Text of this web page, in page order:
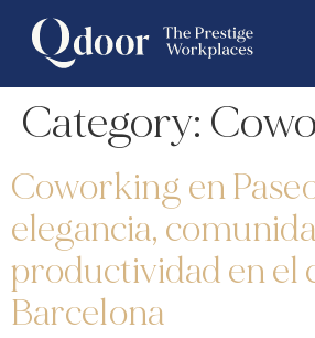
Category:
Coworking en
elegancia,
productividad en el
Barcelona